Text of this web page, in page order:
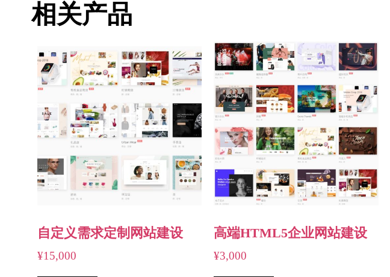
相关产品
自定义需求定制网站建设
¥15,000
高端HTML5企业网站建设
¥3,000